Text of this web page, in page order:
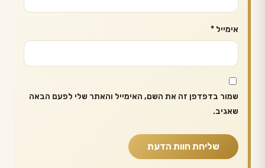
אימייל *
שמור בדפדפן זה את השם, האימייל והאתר שלי לפעם הבאה
שאגיב.